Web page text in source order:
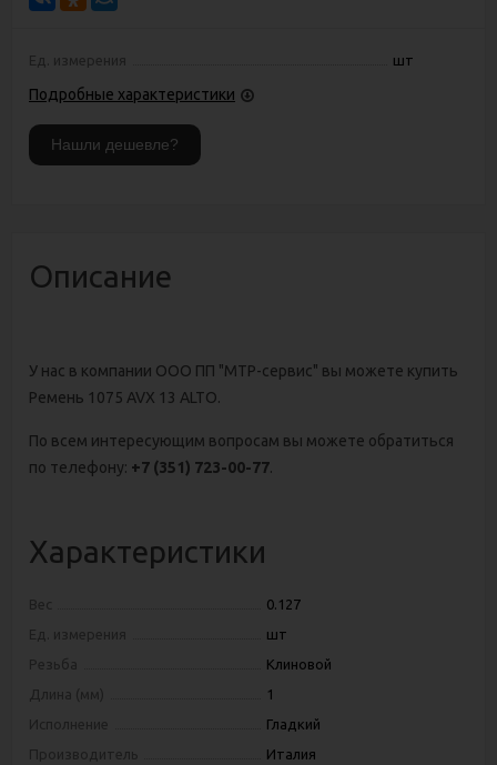
Ед. измерения шт
Подробные характеристики
Описание
У нас в компании ООО ПП "МТР-сервис" вы можете купить
Ремень 1075 AVX 13 ALTO.
По всем интересующим вопросам вы можете обратиться
по телефону: +7 (351) 723-00-77.
Характеристики
Вес
0.127
Ед. измерения
шт
Резьба
Клиновой
Длина (мм)
1
Исполнение
Гладкий
Производитель
Италия